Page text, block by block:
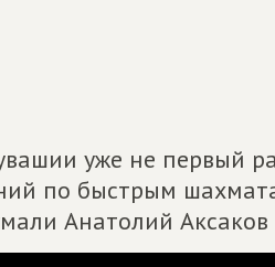
уже не первый
по быстрым
Анатолий